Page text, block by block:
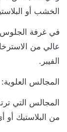
أو
غرفة الجلوس
من
العلوية:
التي
البلاستيك أو أي